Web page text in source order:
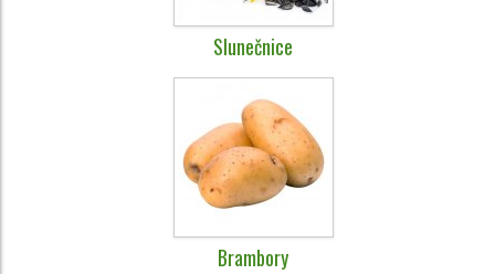
Slunečnice
Brambory